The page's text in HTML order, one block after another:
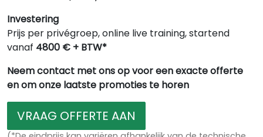
Investering
Prijs per privégroep, online live training, startend
vanaf 4800 € + BTW*
Neem contact met ons op voor een exacte offerte
en om onze laatste promoties te horen
VRAAG OFFERTE AAN